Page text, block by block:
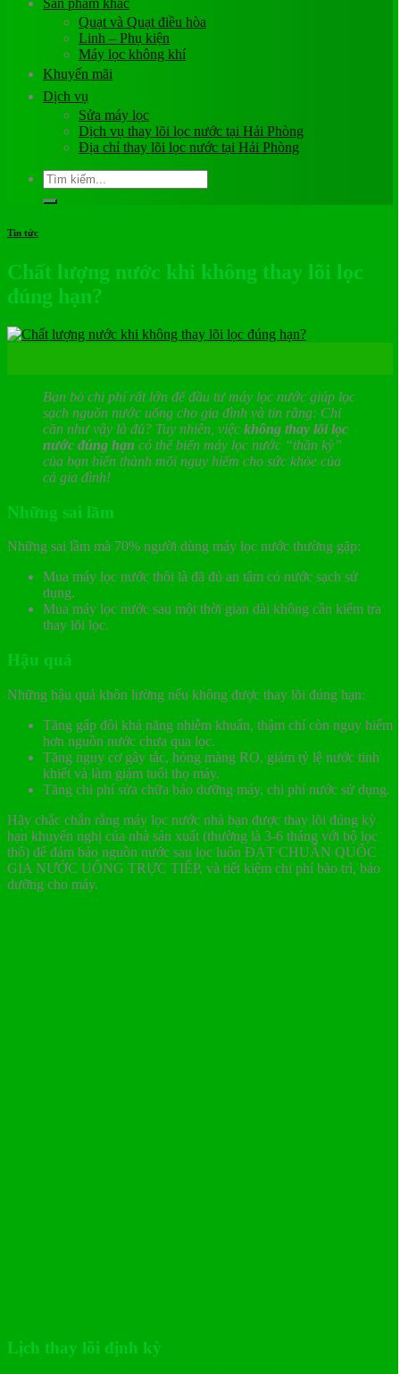
Sản phẩm khác
Quạt và Quạt điều hòa
Linh – Phụ kiện
Máy lọc không khí
Khuyến mãi
Dịch vụ
Sửa máy lọc
Dịch vụ thay lõi lọc nước tại Hải Phòng
Địa chỉ thay lõi lọc nước tại Hải Phòng
Tìm
kiếm:
Tin tức
Chất lượng nước khi không thay lõi lọc
đúng hạn?
Bạn bỏ chi phí rất lớn để đầu tư máy lọc nước giúp lọc
sạch nguồn nước uống cho gia đình và tin rằng: Chỉ
cần như vậy là đủ? Tuy nhiên, việc không thay lõi lọc
nước đúng hạn có thể biến máy lọc nước “thần kỳ”
của bạn biến thành mối nguy hiểm cho sức khỏe của
cả gia đình!
Những sai lầm
Những sai lầm mà 70% người dùng máy lọc nước thường gặp:
Mua máy lọc nước thôi là đã đủ an tâm có nước sạch sử
dụng.
Mua máy lọc nước sau một thời gian dài không cần kiểm tra
thay lõi lọc.
Hậu quả
Những hậu quả khôn lường nếu không được thay lõi đúng hạn:
Tăng gấp đôi khả năng nhiễm khuẩn, thậm chí còn nguy hiểm
hơn nguồn nước chưa qua lọc.
Tăng nguy cơ gây tắc, hỏng màng RO, giảm tỷ lệ nước tinh
khiết và làm giảm tuổi thọ máy.
Tăng chi phí sửa chữa bảo dưỡng máy, chi phí nước sử dụng.
Hãy chắc chắn rằng máy lọc nước nhà bạn được thay lõi đúng kỳ
hạn khuyến nghị của nhà sản xuất (thường là 3-6 tháng với bộ lọc
thô) để đảm bảo nguồn nước sau lọc luôn ĐẠT CHUẨN QUỐC
GIA NƯỚC UỐNG TRỰC TIẾP, và tiết kiệm chi phí bào trì, bảo
dưỡng cho máy.
Lịch thay lõi định kỳ